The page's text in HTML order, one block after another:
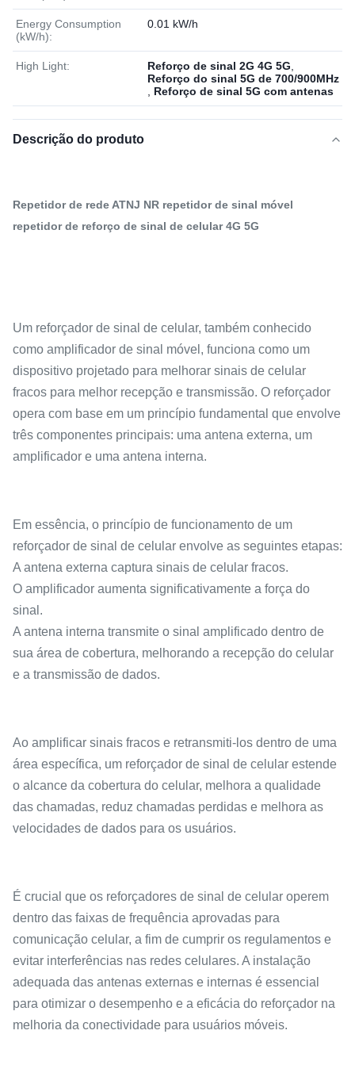
Energy Consumption
(kW/h):
0.01 kW/h
High Light: Reforço de sinal 2G 4G 5G
Reforço do sinal 5G de 700/900MHz
Reforço de sinal 5G com antenas
Descrição do produto
Repetidor de rede ATNJ NR repetidor de sinal móvel
repetidor de reforço de sinal de celular 4G 5G
Um reforçador de sinal de celular, também conhecido
como amplificador de sinal móvel, funciona como um
dispositivo projetado para melhorar sinais de celular
fracos para melhor recepção e transmissão. O reforçador
opera com base em um princípio fundamental que envolve
três componentes principais: uma antena externa, um
amplificador e uma antena interna.
Em essência, o princípio de funcionamento de um
reforçador de sinal de celular envolve as seguintes etapas:
A antena externa captura sinais de celular fracos.
O amplificador aumenta significativamente a força do
sinal.
A antena interna transmite o sinal amplificado dentro de
sua área de cobertura, melhorando a recepção do celular
e a transmissão de dados.
Ao amplificar sinais fracos e retransmiti-los dentro de uma
área específica, um reforçador de sinal de celular estende
o alcance da cobertura do celular, melhora a qualidade
das chamadas, reduz chamadas perdidas e melhora as
velocidades de dados para os usuários.
É crucial que os reforçadores de sinal de celular operem
dentro das faixas de frequência aprovadas para
comunicação celular, a fim de cumprir os regulamentos e
evitar interferências nas redes celulares. A instalação
adequada das antenas externas e internas é essencial
para otimizar o desempenho e a eficácia do reforçador na
melhoria da conectividade para usuários móveis.